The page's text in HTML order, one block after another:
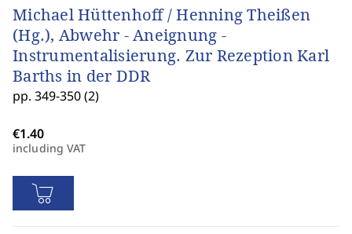
Michael Hüttenhoff / Henning Theißen
(Hg.), Abwehr - Aneignung -
Instrumentalisierung. Zur Rezeption Karl
Barths in der DDR
pp. 349-350 (2)
including VAT